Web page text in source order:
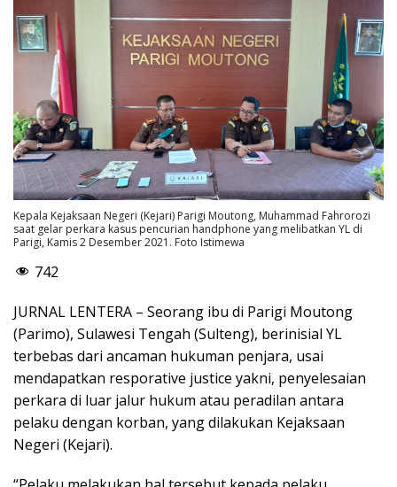
Kepala Kejaksaan Negeri (Kejari) Parigi Moutong, Muhammad Fahrorozi
saat gelar perkara kasus pencurian handphone yang melibatkan YL di
Parigi, Kamis 2 Desember 2021. Foto Istimewa
742
JURNAL LENTERA – Seorang ibu di Parigi Moutong
(Parimo), Sulawesi Tengah (Sulteng), berinisial YL
terbebas dari ancaman hukuman penjara, usai
mendapatkan resporative justice yakni, penyelesaian
perkara di luar jalur hukum atau peradilan antara
pelaku dengan korban, yang dilakukan Kejaksaan
Negeri (Kejari).